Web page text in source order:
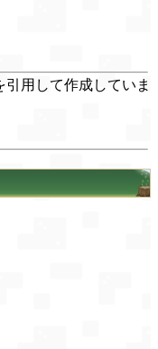
用して作成していま